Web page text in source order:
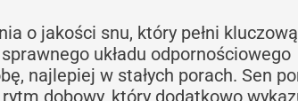
o jakości snu, który pełni
układu odpornościowego
najlepiej w stałych porach. Sen